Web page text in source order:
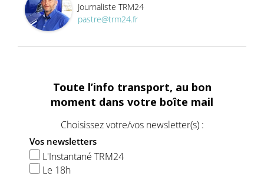
Journaliste TRM24
pastre@trm24.fr
Toute l’info transport, au bon
moment dans votre boîte mail
Choisissez votre/vos newsletter(s) :
Vos newsletters
L'Instantané TRM24
Le 18h